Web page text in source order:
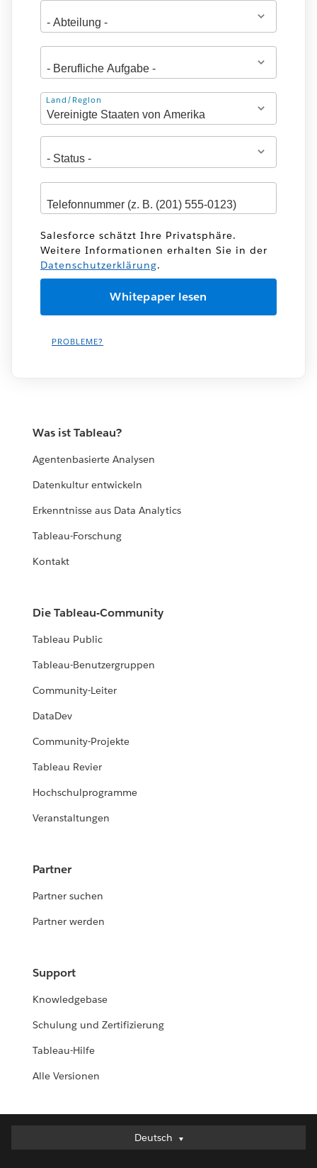
Adresse
Land/Region
Salesforce schätzt Ihre Privatsphäre.
Weitere Informationen erhalten Sie in der
Datenschutzerklärung.
PROBLEME?
Was ist Tableau?
Agentenbasierte Analysen
Datenkultur entwickeln
Erkenntnisse aus Data Analytics
Tableau-Forschung
Kontakt
Die Tableau-Community
Tableau Public
Tableau-Benutzergruppen
Community-Leiter
DataDev
Community-Projekte
Tableau Revier
Hochschulprogramme
Veranstaltungen
Partner
Partner suchen
Partner werden
Support
Knowledgebase
Schulung und Zertifizierung
Tableau-Hilfe
Alle Versionen
Deutsch
Deutsch